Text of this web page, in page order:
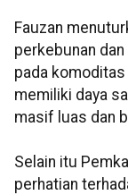
Fauzan
perkebunan
pada komoditas
memiliki daya
masif luas dan
Selain itu
perhatian